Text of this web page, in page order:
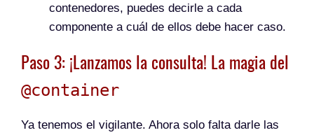
contenedores, puedes decirle a cada
componente a cuál de ellos debe hacer caso.
Paso 3: ¡Lanzamos la consulta! La magia del
@container
Ya tenemos el vigilante. Ahora solo falta darle las